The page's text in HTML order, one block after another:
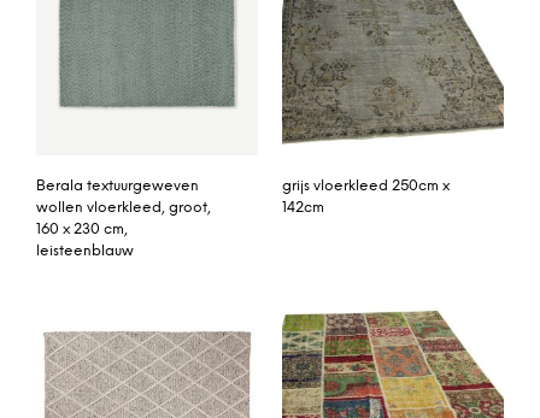
Berala textuurgeweven
wollen vloerkleed, groot,
160 x 230 cm,
leisteenblauw
grijs vloerkleed 250cm x
142cm